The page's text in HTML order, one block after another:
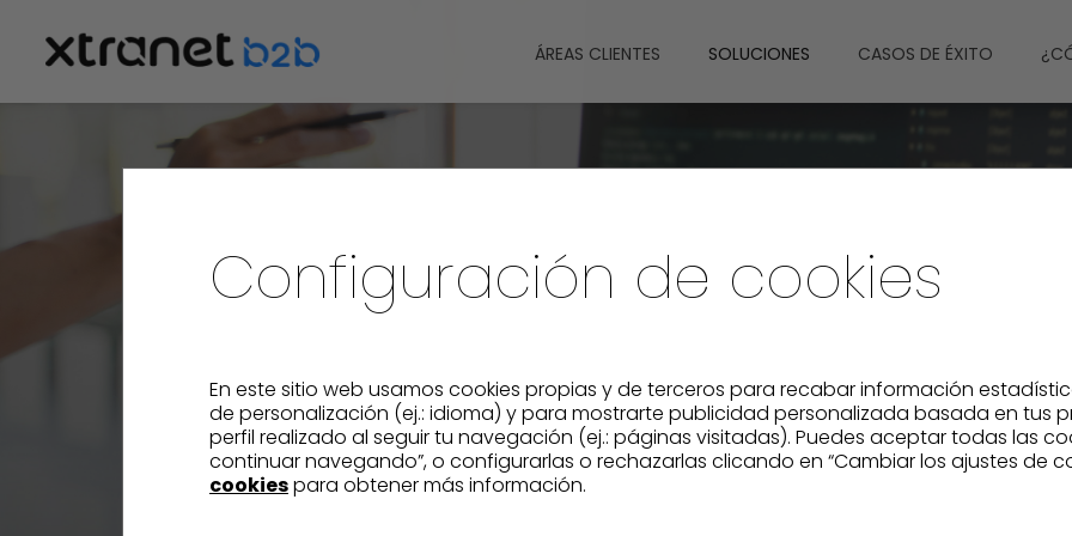
ÁREAS CLIENTES SOLUCIONES CASOS DE ÉXITO
Configuración de cookies
En este sitio web usamos cookies propias y de terceros para recabar información
de personalización (ej.: idioma) y para mostrarte publicidad personalizada basada en tus
perfil realizado al seguir tu navegación (ej.: páginas visitadas). Puedes aceptar todas las
continuar navegando”, o configurarlas o rechazarlas clicando en “Cambiar los ajustes de
cookiespara obtener más información.